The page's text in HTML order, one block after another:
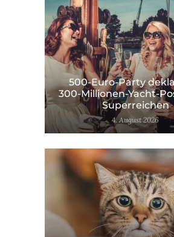
500-Euro-Party
300-Millionen-Yacht-
Superreichen
4. August 2026